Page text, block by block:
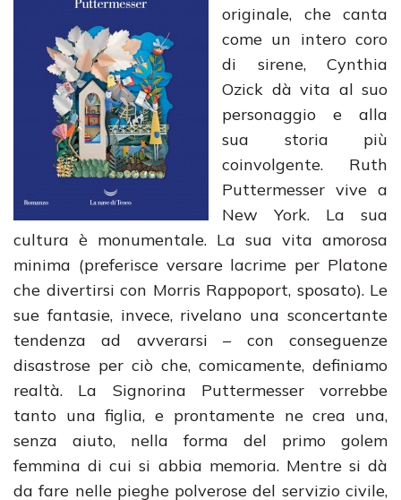
originale, che canta
come un intero coro
di sirene, Cynthia
Ozick dà vita al suo
personaggio e alla
sua storia più
coinvolgente. Ruth
Puttermesser vive a
New York. La sua
cultura è monumentale. La sua vita amorosa
minima (preferisce versare lacrime per Platone
che divertirsi con Morris Rappoport, sposato). Le
sue fantasie, invece, rivelano una sconcertante
tendenza ad avverarsi – con conseguenze
disastrose per ciò che, comicamente, definiamo
realtà. La Signorina Puttermesser vorrebbe
tanto una figlia, e prontamente ne crea una,
senza aiuto, nella forma del primo golem
femmina di cui si abbia memoria. Mentre si dà
da fare nelle pieghe polverose del servizio civile,